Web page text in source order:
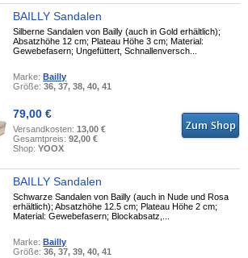
BAILLY Sandalen
Silberne Sandalen von Bailly (auch in Gold erhältlich);
Absatzhöhe 12 cm; Plateau Höhe 3 cm; Material:
Gewebefasern; Ungefüttert, Schnallenversch...
Marke: Bailly
Größe:36, 37, 38, 40, 41
79,00 €
Versandkosten:13,00 €
Gesamtpreis:92,00 €
Shop:YOOX
BAILLY Sandalen
Schwarze Sandalen von Bailly (auch in Nude und Rosa
erhältlich); Absatzhöhe 12.5 cm; Plateau Höhe 2 cm;
Material: Gewebefasern; Blockabsatz,...
Marke: Bailly
Größe:36, 37, 39, 40, 41